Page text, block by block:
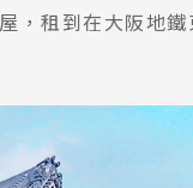
租到在大阪地